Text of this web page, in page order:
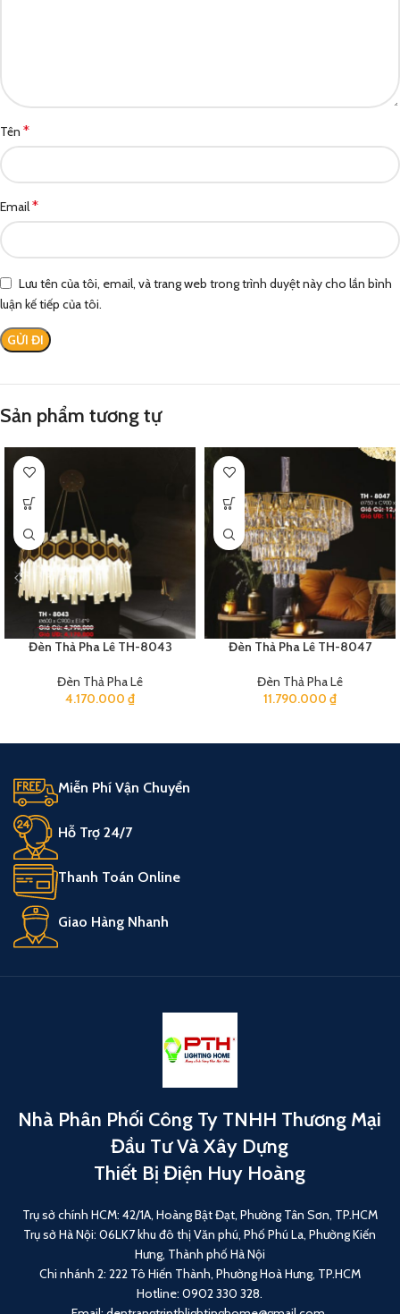
Tên *
Email*
Lưu tên của tôi, email, và trang web trong trình duyệt này cho lần bình
luận kế tiếp của tôi.
Sản phẩm tương tự
Đèn Thả Pha Lê TH-8043
Đèn Thả Pha Lê
4.170.000 ₫
Đèn Thả Pha Lê TH-8047
Đèn Thả Pha Lê
11.790.000 ₫
Miễn Phí Vận Chuyển
Hỗ Trợ 24/7
Thanh Toán Online
Giao Hàng Nhanh
Nhà Phân Phối Công Ty TNHH Thương Mại
Đầu Tư Và Xây Dựng
Thiết Bị Điện Huy Hoàng
Trụ sở chính HCM: 42/1A, Hoàng Bật Đạt, Phường Tân Sơn, TP.HCM
Trụ sở Hà Nội: 06LK7 khu đô thị Văn phú, Phố Phú La, Phường Kiến
Hưng, Thành phố Hà Nội
Chi nhánh 2: 222 Tô Hiến Thành, Phường Hoà Hưng, TP.HCM
Hotline: 0902 330 328.